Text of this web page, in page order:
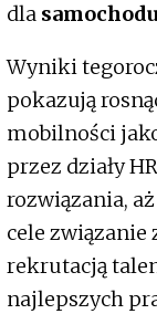
dla
Wyniki
pokazują
mobilności
przez działy
rozwiązania,
cele
rekrutacją
najlepszych